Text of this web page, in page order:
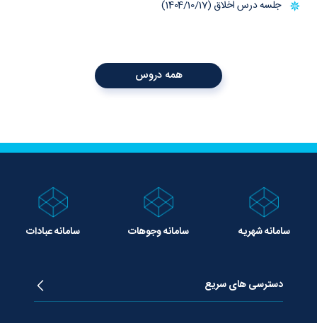
جلسه درس اخلاق (1404/10/17)
همه دروس
سامانه شهریه سامانه وجوهات سامانه عبادات
دسترسی های سریع